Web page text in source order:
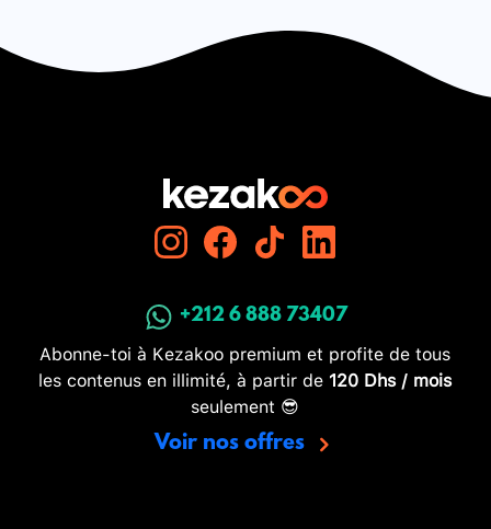
+212 6 888 73407
Abonne-toi à Kezakoo premium et profite de tous
les contenus en illimité, à partir de 120 Dhs / mois
seulement 😎
Voir nos offres